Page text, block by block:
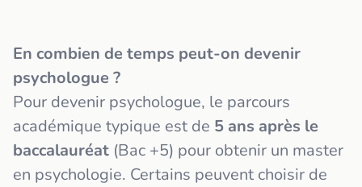
En combien de temps peut-on devenir
psychologue ?
Pour devenir psychologue, le parcours
académique typique est de 5 ans après le
baccalauréat (Bac +5) pour obtenir un master
en psychologie. Certains peuvent choisir de